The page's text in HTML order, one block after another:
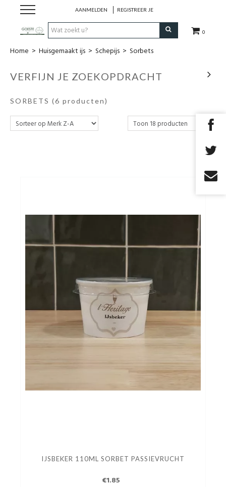
0
AANMELDEN REGISTREER JE
HOME
Restaurant
Home > Huisgemaakt ijs > Schepijs > Sorbets
VERFIJN JE ZOEKOPDRACHT
SORBETS (6 producten)
IJSBEKER 110ML SORBET PASSIEVRUCHT
€1.85